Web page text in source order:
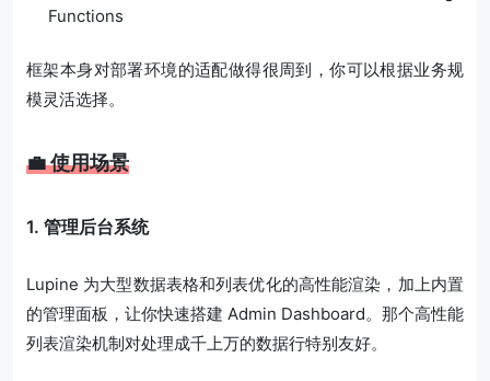
Functions
框架本身对部署环境的适配做得很周到，你可以根据业务规
模灵活选择。
💼 使用场景
1. 管理后台系统
Lupine 为大型数据表格和列表优化的高性能渲染，加上内置
的管理面板，让你快速搭建 Admin Dashboard。那个高性能
列表渲染机制对处理成千上万的数据行特别友好。